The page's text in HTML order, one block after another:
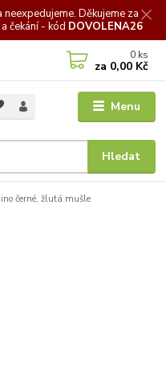
Děkujeme za
čekání - kód DOVOLENA26
Menu
Hledat
0 ks
za 0,00 Kč
černé, žlutá mušle